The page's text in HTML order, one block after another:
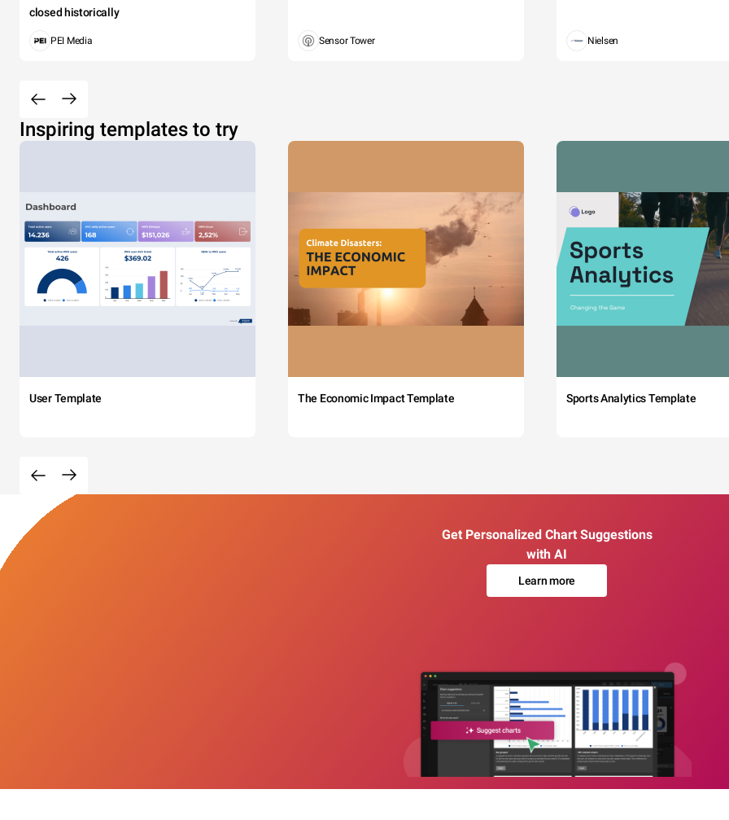
closed historically
PEI Media Sensor Tower Nielsen
Inspiring templates to try
User Template The Economic Impact Template Sports Analytics Template
Get Personalized Chart Suggestions
with AI
Learn more